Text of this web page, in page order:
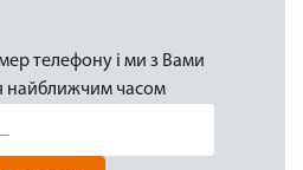
телефону і ми з Вами
найближчим часом